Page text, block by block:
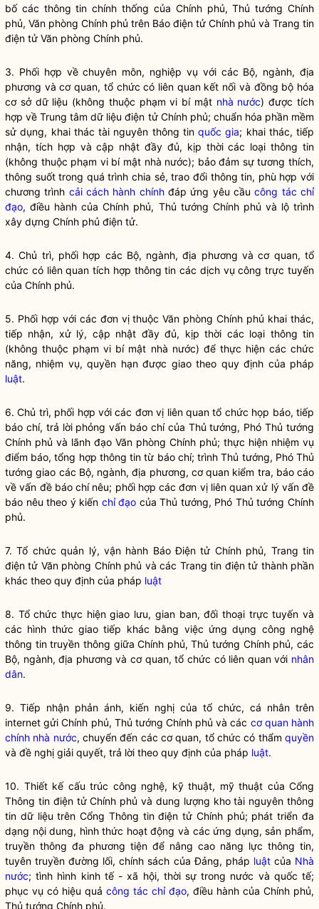
bố các thông tin chính thống của Chính phủ, Thủ tướng Chính
phủ, Văn phòng Chính phủ trên Báo điện tử Chính phủ và Trang tin
điện tử Văn phòng Chính phủ.
3. Phối hợp về chuyên môn, nghiệp vụ với các Bộ, ngành, địa
phương và cơ quan, tổ chức có liên quan kết nối và đồng bộ hóa
cơ sở dữ liệu (không thuộc phạm vi bí mật nhà nước) được tích
hợp về Trung tâm dữ liệu điện tử Chính phủ; chuẩn hóa phần mềm
sử dụng, khai thác tài nguyên thông tin quốc gia; khai thác, tiếp
nhận, tích hợp và cập nhật đầy đủ, kịp thời các loại thông tin
(không thuộc phạm vi bí mật nhà nước); bảo đảm sự tương thích,
thông suốt trong quá trình chia sẻ, trao đổi thông tin, phù hợp với
chương trình cải cách hành chínhđáp ứng yêu cầucông tác chỉ
đạo, điều hành của Chính phủ, Thủ tướng Chính phủ và lộ trình
xây dựng Chính phủ điện tử.
4. Chủ trì, phối hợp các Bộ, ngành, địa phương và cơ quan, tổ
chức có liên quan tích hợp thông tin các dịch vụ công trực tuyến
của Chính phủ.
5. Phối hợp với các đơn vị thuộc Văn phòng Chính phủ khai thác,
tiếp nhận, xử lý, cập nhật đầy đủ, kịp thời các loại thông tin
(không thuộc phạm vi bí mật nhà nước) để thực hiện các chức
năng, nhiệm vụ,quyền hạn được giao theo quy định của pháp
luật.
6. Chủ trì, phối hợp với các đơn vị liên quan tổ chức họp báo, tiếp
báo chí, trả lời phỏng vấn báo chí của Thủ tướng, Phó Thủ tướng
Chính phủ và lãnh đạo Văn phòng Chính phủ; thực hiện nhiệm vụ
điểm báo, tổng hợp thông tin từ báo chí; trình Thủ tướng, Phó Thủ
tướng giao các Bộ, ngành, địa phương, cơ quan kiểm tra, báo cáo
về vấn đề báo chí nêu; phối hợp các đơn vị liên quan xử lý vấn đề
báo nêu theo ý kiến chỉ đạo của Thủ tướng, Phó Thủ tướng Chính
phủ.
7. Tổ chức quản lý, vận hành Báo Điện tử Chính phủ, Trang tin
điện tử Văn phòng Chính phủ và các Trang tin điện tử thành phần
khác theo quy định của pháp luật
8. Tổ chức thực hiện giao lưu, gian ban, đối thoại trực tuyến và
các hình thức giao tiếp khác bằng việc ứng dụng công nghệ
thông tin truyền thông giữa Chính phủ, Thủ tướng Chính phủ, các
Bộ, ngành, địa phương và cơ quan, tổ chức có liên quan với nhân
dân.
9. Tiếp nhận phản ánh, kiến nghị của tổ chức, cá nhân trên
internet gửi Chính phủ, Thủ tướng Chính phủ và các cơ quan hành
chính nhà nước, chuyển đến các cơ quan, tổ chức có thẩmquyền
và đề nghị giải quyết, trả lời theo quy định của pháp luật.
10. Thiết kế cấu trúc công nghệ, kỹ thuật, mỹ thuật của Cổng
Thông tin điện tử Chính phủ và dung lượng kho tài nguyên thông
tin dữ liệu trên Cổng Thông tin điện tử Chính phủ; phát triển đa
dạng nội dung, hình thức hoạt động và các ứng dụng, sản phẩm,
truyền thông đa phương tiện để nâng cao năng lực thông tin,
tuyên truyền đường lối, chính sách của Đảng, pháp luậtcủa Nhà
nước; tình hình kinh tế - xã hội, thời sự trong nước và quốc tế;
phục vụ có hiệu quả công tác chỉ đạo, điều hành của Chính phủ,
Thủ tướng Chính phủ.